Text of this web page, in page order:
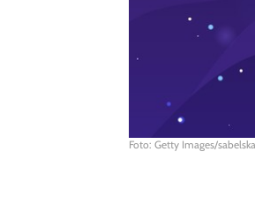
Foto: Getty Images/